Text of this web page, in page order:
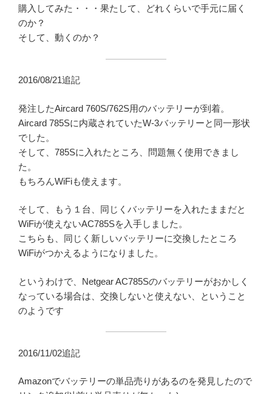
購入してみた・・・果たして、どれくらいで手元に届く
のか？
そして、動くのか？
2016/08/21追記
発注したAircard 760S/762S用のバッテリーが到着。
Aircard 785Sに内蔵されていたW-3バッテリーと同一形状
でした。
そして、785Sに入れたところ、問題無く使用できまし
た。
もちろんWiFiも使えます。
そして、もう１台、同じくバッテリーを入れたままだと
WiFiが使えないAC785Sを入手しました。
こちらも、同じく新しいバッテリーに交換したところ
WiFiがつかえるようになりました。
というわけで、Netgear AC785Sのバッテリーがおかしく
なっている場合は、交換しないと使えない、ということ
のようです
2016/11/02追記
Amazonでバッテリーの単品売りがあるのを発見したので